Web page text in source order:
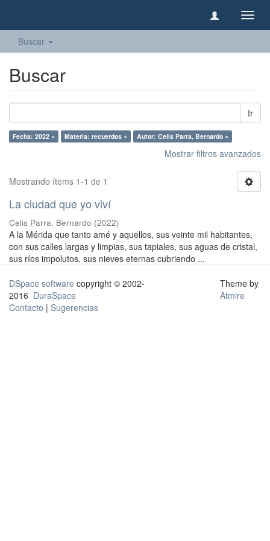
Buscar
Buscar
Ir
Fecha: 2022 × Materia: recuerdos × Autor: Celis Parra, Bernardo ×
Mostrar filtros avanzados
Mostrando ítems 1-1 de 1
La ciudad que yo viví
Celis Parra, Bernardo (2022)
A la Mérida que tanto amé y aquellos, sus veinte mil habitantes,
con sus calles largas y limpias, sus tapiales, sus aguas de cristal,
sus ríos impolutos, sus nieves eternas cubriendo ...
DSpace software copyright © 2002-
2016 DuraSpace
Contacto | Sugerencias
Theme by
Atmire